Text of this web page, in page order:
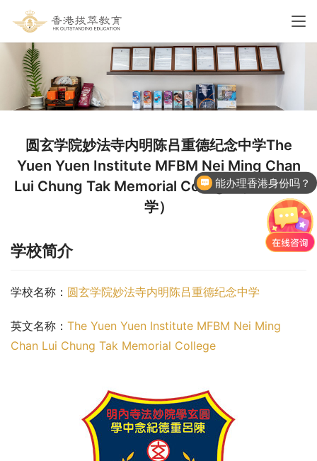
圆玄学院妙法寺内明陈吕重德纪念中学The
Yuen Yuen Institute MFBM Nei Ming Chan
Lui Chung Tak Memorial College（元朗区中
学）
学校简介
学校名称： 圆玄学院妙法寺内明陈吕重德纪念中学
英文名称： The Yuen Yuen Institute MFBM Nei Ming
Chan Lui Chung Tak Memorial College
能办理香港身份吗？